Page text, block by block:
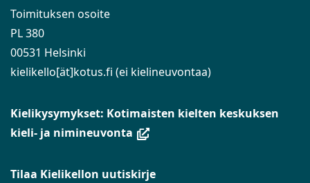
Toimituksen osoite
PL 380
00531 Helsinki
kielikello[ät]kotus.fi (ei kielineuvontaa)
Kielikysymykset: Kotimaisten kielten keskuksen
kieli- ja nimineuvonta (avautuu
ikkunaan,
Tilaa Kielikellon uutiskirje